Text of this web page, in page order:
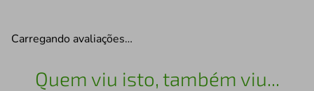
Carregando avaliações…
Quem viu isto, também viu...